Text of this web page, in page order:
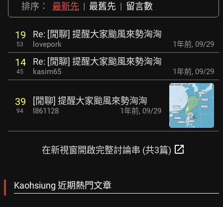
排序： 最新先 | 最舊先 | 留言數
19
53
Re: [閒聊] 提醒大家颱風來勢洶洶
lovepork 1年前, 09/29
14
45
Re: [閒聊] 提醒大家颱風來勢洶洶
kasim65 1年前, 09/29
39
94
[閒聊] 提醒大家颱風來勢洶洶
l861128 1年前, 09/29
在新視窗開啟完整討論串 (共3篇) open_in_new
Kaohsiung 近期熱門文章